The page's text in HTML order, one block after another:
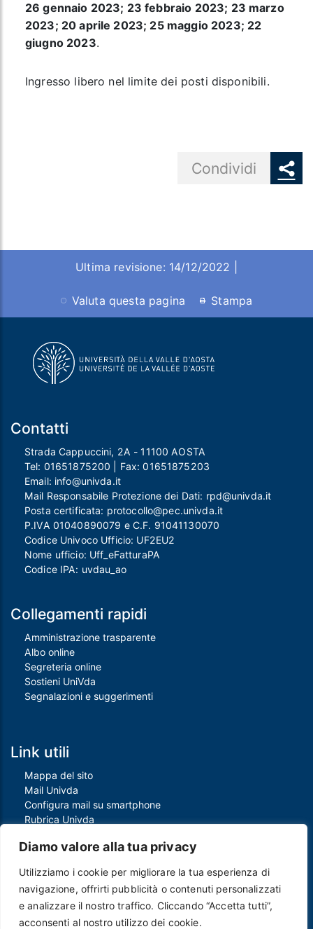
Diamo valore alla tua privacy
Utilizziamo i cookie per migliorare la tua esperienza di
navigazione, offrirti pubblicità o contenuti personalizzati
e analizzare il nostro traffico. Cliccando “Accetta tutti”,
acconsenti al nostro utilizzo dei cookie.
26 gennaio 2023; 23 febbraio 2023; 23 marzo
2023; 20 aprile 2023; 25 maggio 2023; 22
giugno 2023.
Ingresso libero nel limite dei posti disponibili.
Condividi
Ultima revisione: 14/12/2022 |
Valuta questa pagina Stampa
Contatti
Strada Cappuccini, 2A - 11100 AOSTA
Tel: 01651875200 | Fax:01651875203
Email: info@univda.it
Mail Responsabile Protezione dei Dati: rpd@univda.it
Posta certificata: protocollo@pec.univda.it
P.IVA 01040890079 e C.F. 91041130070
Codice Univoco Ufficio: UF2EU2
Nome ufficio: Uff_eFatturaPA
Codice IPA: uvdau_ao
Collegamenti rapidi
Amministrazione trasparente
Albo online
Segreteria online
Sostieni UniVda
Segnalazioni e suggerimenti
Link utili
Mappa del sito
Mail Univda
Configura mail su smartphone
Rubrica Univda
Piè di pagina
Crediti
Note legali